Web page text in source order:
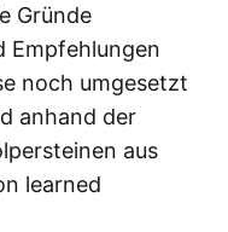
Gründe
Empfehlungen
noch umgesetzt
anhand der
aus
learned